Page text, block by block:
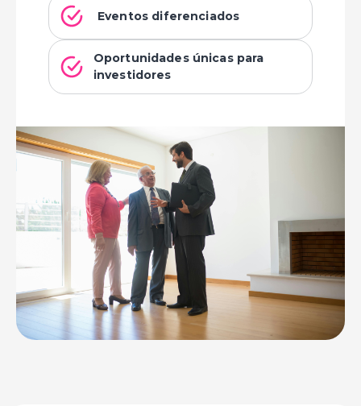
Eventos diferenciados
Oportunidades únicas para
investidores